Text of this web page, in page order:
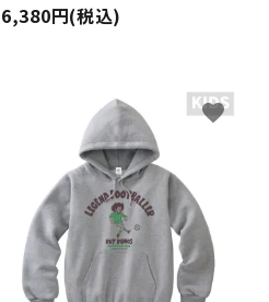
6,380円(税込)
favorite